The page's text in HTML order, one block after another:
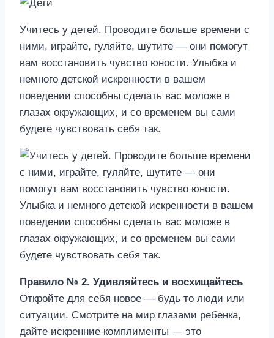
Учитесь у детей. Проводите больше времени с
ними, играйте, гуляйте, шутите — они помогут
вам восстановить чувство юности. Улыбка и
немного детской искренности в вашем
поведении способны сделать вас моложе в
глазах окружающих, и со временем вы сами
будете чувствовать себя так.
Правило № 2. Удивляйтесь и восхищайтесь
Откройте для себя новое — будь то люди или
ситуации. Смотрите на мир глазами ребенка,
дайте искренние комплименты — это